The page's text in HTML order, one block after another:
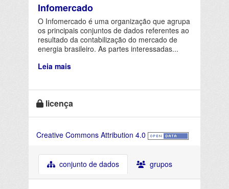
Infomercado
O Infomercado é uma organização que agrupa
os principais conjuntos de dados referentes ao
resultado da contabilização do mercado de
energia brasileiro. As partes interessadas...
Leia mais
licença
Creative Commons Attribution 4.0
conjunto de dados grupos